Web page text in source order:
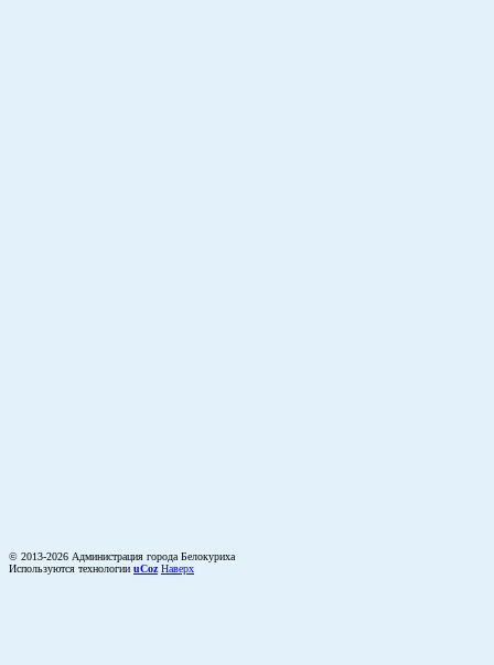
© 2013-2026 Администрация города Белокуриха
Используются технологии uCoz Наверх